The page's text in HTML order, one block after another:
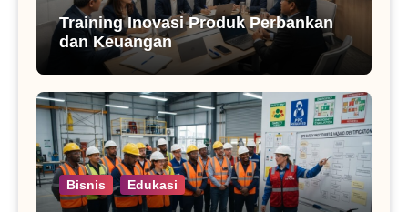
Training Inovasi Produk Perbankan
dan Keuangan
Bisnis Edukasi